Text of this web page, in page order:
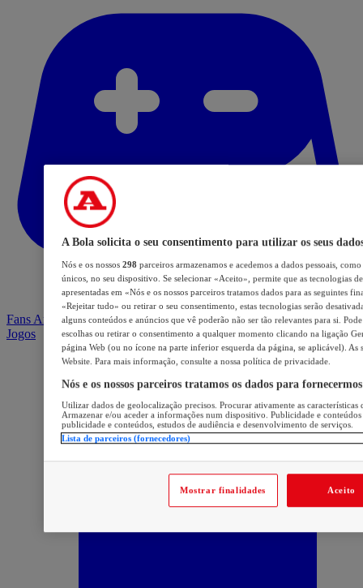
Fans Arena
Jogos
A Bola solicita o seu consentimento para utilizar os seus
Nós e os nossos 298 parceiros armazenamos e acedemos a dados pessoais,
únicos, no seu dispositivo. Se selecionar «Aceito», permite que as tecnologias
apresentadas em «Nós e os nossos parceiros tratamos dados para as seguintes
«Rejeitar tudo» ou retirar o seu consentimento, estas tecnologias serão
alguns conteúdos e anúncios que vê poderão não ser tão relevantes para si.
escolhas ou retirar o consentimento a qualquer momento clicando na ligação
página Web (ou no ícone na parte inferior esquerda da página, se aplicável). As
Website. Para mais informação, consulte a nossa política de privacidade.
Nós e os nossos parceiros tratamos os dados para
Utilizar dados de geolocalização precisos. Procurar ativamente as
Armazenar e/ou aceder a informações num dispositivo. Publicidade e
publicidade e conteúdos, estudos de audiência e desenvolvimento de serviços.
Lista de parceiros (fornecedores)
Mostrar finalidades Aceito